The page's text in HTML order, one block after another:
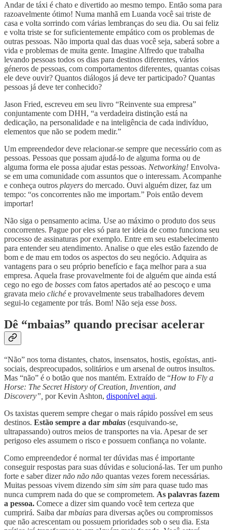
Andar de táxi é chato e divertido ao mesmo tempo. Então soma para
razoavelmente ótimo! Numa manhã em Luanda você sai triste de
casa e volta sorrindo com várias lembranças do seu dia. Ou sai feliz
e volta triste se for suficientemente empático com os problemas de
outras pessoas. Não importa qual das duas você seja, saberá sobre a
vida e problemas de muita gente. Imagine Alfredo que trabalha
levando pessoas todos os dias para destinos diferentes, vários
géneros de pessoas, com comportamentos diferentes, quantas coisas
ele deve ouvir? Quantos diálogos já deve ter participado? Quantas
pessoas já deve ter conhecido?
Jason Fried, escreveu em seu livro “Reinvente sua empresa”
conjuntamente com DHH, “a verdadeira distinção está na
dedicação, na personalidade e na inteligência de cada indivíduo,
elementos que não se podem medir.”
Um empreendedor deve relacionar-se sempre que necessário com as
pessoas. Pessoas que possam ajudá-lo de alguma forma ou de
alguma forma ele possa ajudar estas pessoas. Networking! Envolva-
se em uma comunidade com assuntos que o interessam. Acompanhe
e conheça outros players do mercado. Ouvi alguém dizer, faz um
tempo: “os concorrentes não me importam.” Pois então devem
importar!
Não siga o pensamento acima. Use ao máximo o produto dos seus
concorrentes. Pague por eles só para ter ideia de como funciona seu
processo de assinaturas por exemplo. Entre em seu estabelecimento
para entender seu atendimento. Analise o que eles estão fazendo de
bom e de mau em todos os aspectos do seu negócio. Adquira as
vantagens para o seu próprio benefício e faça melhor para a sua
empresa. Aquela frase provavelmente foi de alguém que ainda está
cego no ego de bosses com fatos apertados até ao pescoço e uma
gravata meio cliché e provavelmente seus trabalhadores devem
segui-lo cegamente por trás. Bom! Não seja esse boss.
Dê “mbaias” quando precisar acelerar
“Não” nos torna distantes, chatos, insensatos, hostis, egoístas, anti-
sociais, despreocupados, solitários e um arsenal de outros insultos.
Mas “não” é o botão que nos mantém. Extraído de “How to Fly a
Horse: The Secret History of Creation, Invention, and
Discovery”, por Kevin Ashton, disponível aqui.
Os taxistas querem sempre chegar o mais rápido possível em seus
destinos. Estão sempre a dar mbaias (esquivando-se,
ultrapassando) outros meios de transportes na via. Apesar de ser
perigoso eles assumem o risco e possuem confiança no volante.
Como empreendedor é normal ter dúvidas mas é importante
conseguir respostas para suas dúvidas e solucioná-las. Ter um punho
forte e saber dizernão não não quantas vezes forem necessárias.
Muitas pessoas vivem dizendo sim sim sim para quase tudo mas
nunca cumprem nada do que se comprometem. As palavras fazem
a pessoa. Comece a dizer sim quando você tem certeza que
cumprirá. Saiba darmbaias para diversas ações ou compromissos
que não acrescentam ou possuem prioridades sob o seu dia. Esta